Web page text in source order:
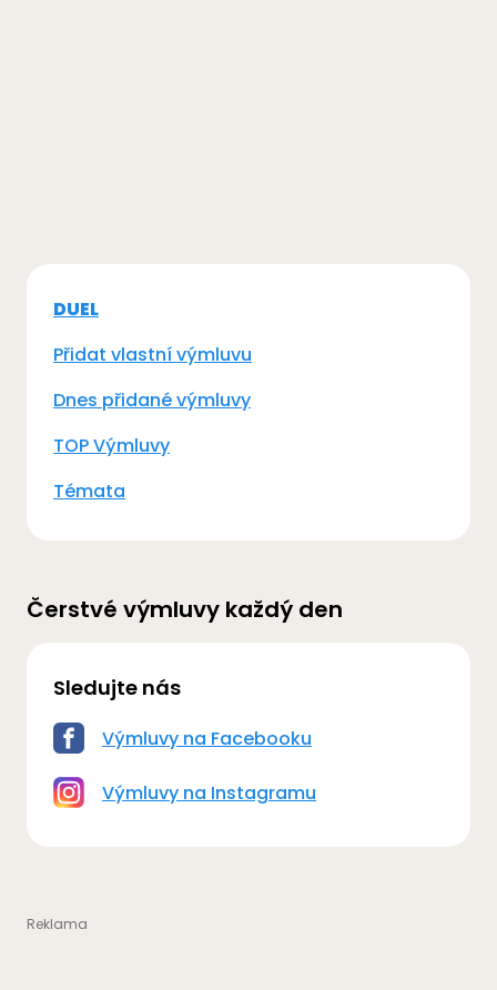
DUEL
Přidat vlastní výmluvu
Dnes přidané výmluvy
TOP Výmluvy
Témata
Čerstvé výmluvy každý den
Sledujte nás
Výmluvy na Facebooku
Výmluvy na Instagramu